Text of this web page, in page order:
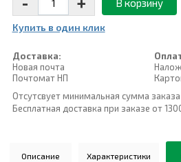
В корзину
Купить в один клик
Доставка:
Новая почта
Почтомат НП
Отсутсвует минимальная сумма заказа
Бесплатная доставка при заказе от
Описание Характеристики